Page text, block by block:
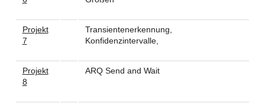
Projekt
7
Transientenerkennung,
Konfidenzintervalle,
Projekt
8
ARQ Send and Wait